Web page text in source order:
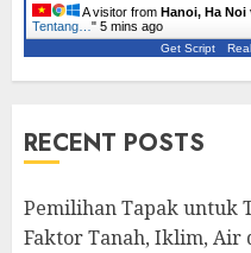
A visitor from Hanoi, Ha Noi
Tentang… " 5 mins ago
Get Script
RECENT POSTS
Pemilihan Tapak untuk
Faktor Tanah, Iklim, Air